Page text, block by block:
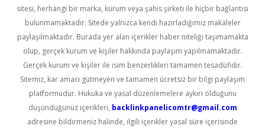
sitesi, herhangi bir marka, kurum veya şahıs şirketi ile hiçbir bağlantısı
bulunmamaktadır. Sitede yalnızca kendi hazırladığımız makaleler
paylaşılmaktadır. Burada yer alan içerikler haber niteliği taşımamakta
olup, gerçek kurum ve kişiler hakkında paylaşım yapılmamaktadır.
Gerçek kurum ve kişiler ile isim benzerlikleri tamamen tesadüfidir.
Sitemiz, kar amacı gütmeyen ve tamamen ücretsiz bir bilgi paylaşım
platformudur. Hukuka ve yasal düzenlemelere aykırı olduğunu
düşündüğünüz içerikleri, backlinkpanelicomtr@gmail.com
adresine bildirmeniz halinde, ilgili içerikler yasal süre içerisinde